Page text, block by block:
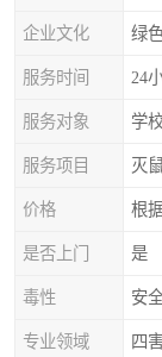
企业文化 绿
服务时间 24
服务对象 学
服务项目 灭
价格 根
是否上门 是
毒性 安
专业领域 四